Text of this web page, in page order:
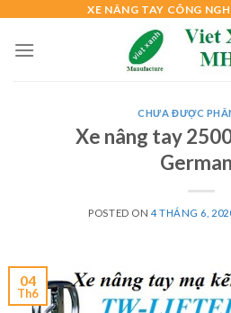
content
XE NÂNG TAY CÔNG
CHƯA ĐƯỢC
Xe nâng tay
POSTED ON 4 THÁNG 6,
04
Th6